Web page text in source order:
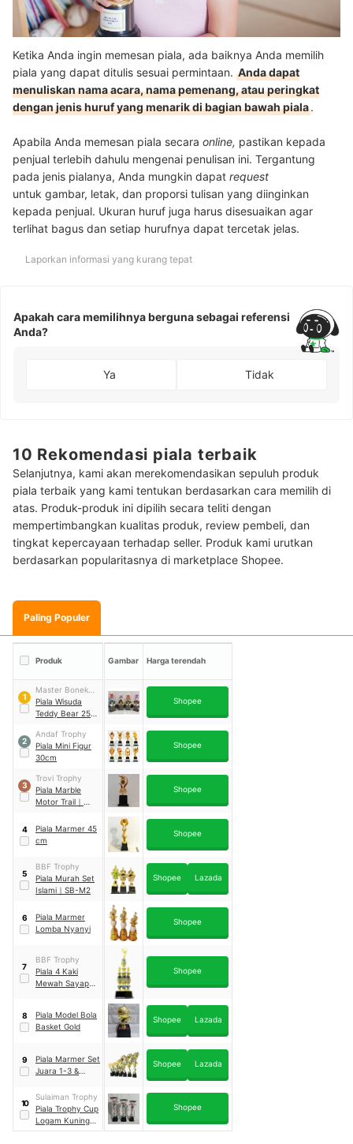
Ketika Anda ingin memesan piala, ada baiknya Anda memilih
piala yang dapat ditulis sesuai permintaan. Anda dapat
menuliskan nama acara, nama pemenang, atau peringkat
dengan jenis huruf yang menarik di bagian bawah piala.
Apabila Anda memesan piala secara online, pastikan kepada
penjual terlebih dahulu mengenai penulisan ini. Tergantung
pada jenis pialanya, Anda mungkin dapat request
untuk gambar, letak, dan proporsi tulisan yang diinginkan
kepada penjual. Ukuran huruf juga harus disesuaikan agar
terlihat bagus dan setiap hurufnya dapat tercetak jelas.
Laporkan informasi yang kurang tepat
Apakah cara memilihnya berguna sebagai referensi
Anda?
Ya Tidak
10 Rekomendasi piala terbaik
Selanjutnya, kami akan merekomendasikan sepuluh produk
piala terbaik yang kami tentukan berdasarkan cara memilih di
atas. Produk-produk ini dipilih secara teliti dengan
mempertimbangkan kualitas produk, review pembeli, dan
tingkat kepercayaan terhadap seller. Produk kami urutkan
berdasarkan popularitasnya di marketplace Shopee.
Paling Populer
Produk Gambar Harga terendah
1
Master Boneka
Wisuda
Piala Wisuda
Teddy Bear 25
Shopee
2
Andaf Trophy
Piala Mini Figur
30cm
Shopee
3
Trovi Trophy
Piala Marble
Motor Trail ｜
Shopee
4
Piala Marmer 45
cm
Shopee
5
BBF Trophy
Piala Murah Set
Islami ｜ SB-M2
Shopee Lazada
6
Piala Marmer
Lomba Nyanyi
Shopee
7
BBF Trophy
Piala 4 Kaki
Mewah Sayap
Shopee
8
Piala Model Bola
Basket Gold
Shopee Lazada
9
Piala Marmer Set
Juara 1-3 &
Shopee Lazada
10
Sulaiman Trophy
Piala Trophy Cup
Logam Kuningan
Metal Set
Shopee